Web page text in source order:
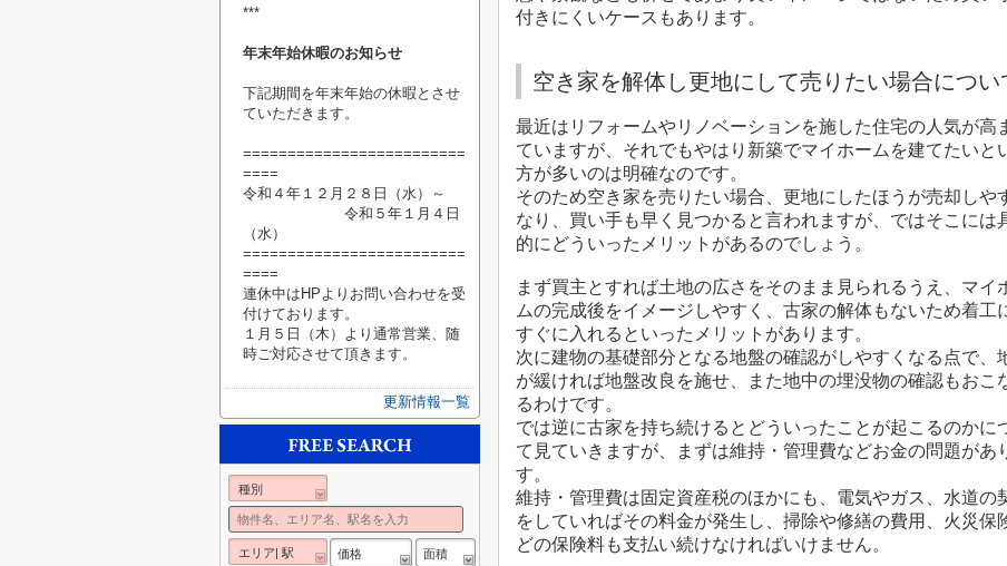
付きにくいケースもあります。
空き家を解体し更地にして売りたい場合につい
最近はリフォームやリノベーションを施した住宅の人気が高
ていますが、それでもやはり新築でマイホームを建てたいと
方が多いのは明確なのです。
そのため空き家を売りたい場合、更地にしたほうが売却しや
なり、買い手も早く見つかると言われますが、ではそこには
的にどういったメリットがあるのでしょう。
まず買主とすれば土地の広さをそのまま見られるうえ、マイ
ムの完成後をイメージしやすく、古家の解体もないため着工
すぐに入れるといったメリットがあります。
次に建物の基礎部分となる地盤の確認がしやすくなる点で、
が緩ければ地盤改良を施せ、また地中の埋没物の確認もおこ
るわけです。
では逆に古家を持ち続けるとどういったことが起こるのかに
て見ていきますが、まずは維持・管理費などお金の問題があ
す。
維持・管理費は固定資産税のほかにも、電気やガス、水道の
をしていればその料金が発生し、掃除や修繕の費用、火災保
どの保険料も支払い続けなければいけません。
***
年末年始休暇のお知らせ
下記期間を年末年始の休暇 とさせ
ていただきます。
=========================
====
令和４年１２月２８日（水）～
令和５年１月４日
（水）
=========================
====
連休中はHPよりお問い合わせを受
付けております。
１月５日（木）より通常営業、随
時ご対応させて頂きます。
更新情報一覧
種別
エリア| 駅 価格 面積